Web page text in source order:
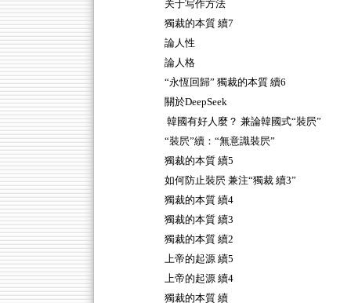
关于写作方法
獨裁的本質 續7
論人性
論人格
“永恆回歸” 獨裁的本質 續6
關於DeepSeek
韓國有好人麼？ 兼論韓國式“裝屄”
“裝屄”續：“無意識裝屄”
獨裁的本質 續5
如何防止裝屄 兼注“獨裁 續3”
獨裁的本質 續4
獨裁的本質 續3
獨裁的本質 續2
上帝的起源 續5
上帝的起源 續4
獨裁的本質 續